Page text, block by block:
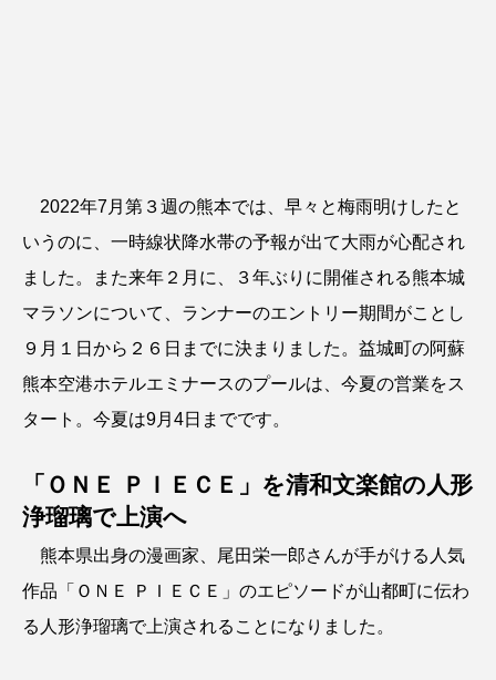
2022年7月第３週の熊本では、早々と梅雨明けしたと
いうのに、一時線状降水帯の予報が出て大雨が心配され
ました。また来年２月に、３年ぶりに開催される熊本城
マラソンについて、ランナーのエントリー期間がことし
９月１日から２６日までに決まりました。益城町の阿蘇
熊本空港ホテルエミナースのプールは、今夏の営業をス
タート。今夏は9月4日までです。
「ＯＮＥ ＰＩＥＣＥ」を清和文楽館の人形
浄瑠璃で上演へ
熊本県出身の漫画家、尾田栄一郎さんが手がける人気
作品「ＯＮＥ ＰＩＥＣＥ」のエピソードが山都町に伝わ
る人形浄瑠璃で上演されることになりました。